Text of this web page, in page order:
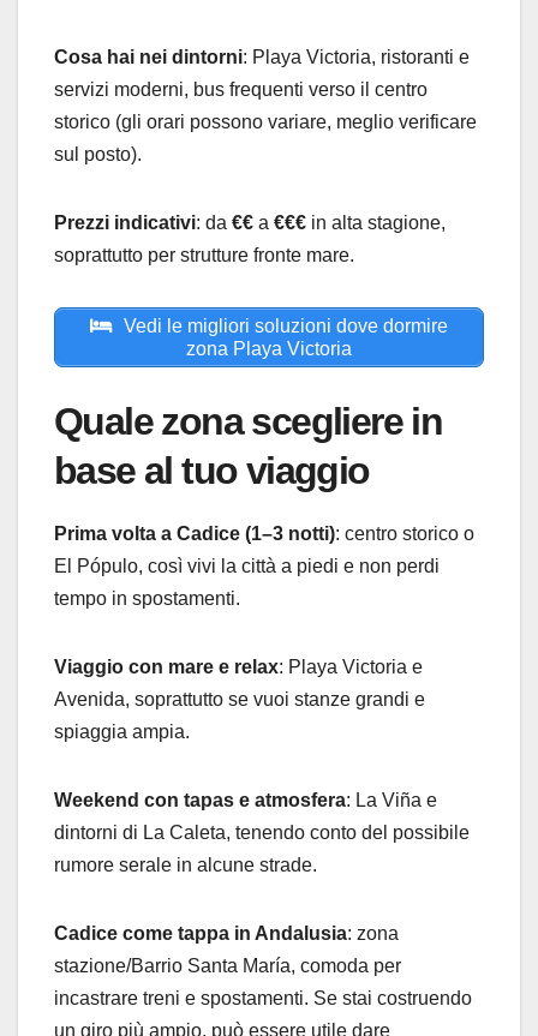
Cosa hai nei dintorni: Playa Victoria, ristoranti e
servizi moderni, bus frequenti verso il centro
storico (gli orari possono variare, meglio verificare
sul posto).
Prezzi indicativi: da €€ a €€€ in alta stagione,
soprattutto per strutture fronte mare.
Vedi le migliori soluzioni dove dormire
zona Playa Victoria
Quale zona scegliere in
base al tuo viaggio
Prima volta a Cadice (1–3 notti): centro storico o
El Pópulo, così vivi la città a piedi e non perdi
tempo in spostamenti.
Viaggio con mare e relax: Playa Victoria e
Avenida, soprattutto se vuoi stanze grandi e
spiaggia ampia.
Weekend con tapas e atmosfera: La Viña e
dintorni di La Caleta, tenendo conto del possibile
rumore serale in alcune strade.
Cadice come tappa in Andalusia: zona
stazione/Barrio Santa María, comoda per
incastrare treni e spostamenti. Se stai costruendo
un giro più ampio, può essere utile dare